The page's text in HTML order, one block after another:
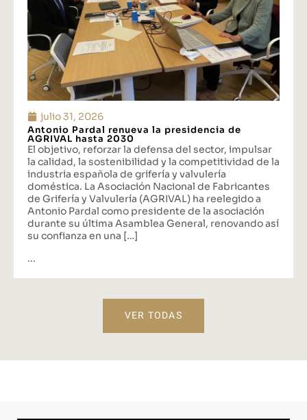
julio 31, 2026
Antonio Pardal renueva la presidencia de
AGRIVAL hasta 2030
El objetivo, reforzar la defensa del sector, impulsar
la calidad, la sostenibilidad y la competitividad de la
industria española de grifería y valvulería
doméstica. La Asociación Nacional de Fabricantes
de Grifería y Valvulería (AGRIVAL) ha reelegido a
Antonio Pardal como presidente de la asociación
durante su última Asamblea General, renovando así
su confianza en una […]
...
VER TODAS